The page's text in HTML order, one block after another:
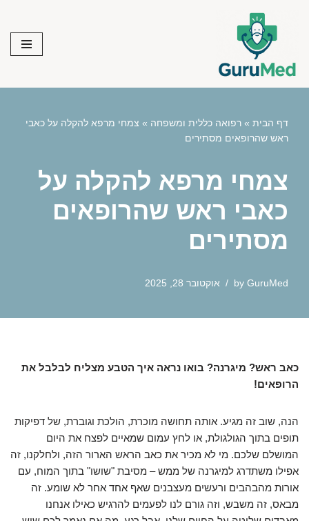
content
דף הבית » רפואה כללית ומשפחה » צמחי מרפא להקלה על כאבי
ראש שהרופאים מסתירים
צמחי מרפא להקלה על
כאבי ראש שהרופאים
מסתירים
by GuruMed אוקטובר 28, 2025
כאב ראש? מיגרנה? בואו נראה איך הטבע מצליח לבלבל את
הרופאים!
הנה, שוב זה מגיע. אותה תחושה מוכרת, הולכת וגוברת, של דפיקות
תופים בתוך הגולגולת, או לחץ עמום שמאיים לפצח את היום
המושלם שלכם. מי לא מכיר את כאב הראש הארור הזה, ולחלקנו, זה
אפילו משתדרג למיגרנה של ממש – מסיבת "שושו" בתוך המוח, עם
אורות מהבהבים ורעשים מעצבנים שאף אחד אחר לא שומע. זה
מבאס, זה משבש, וזה גורם לנו לפעמים להרגיש כאילו אנחנו